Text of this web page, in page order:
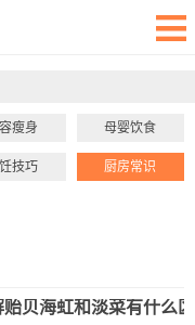
瘦身 母婴饮食
技巧 厨房常识
贝海虹和淡菜有什么